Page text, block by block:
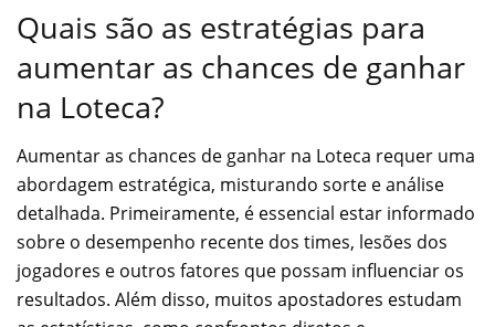
Quais são as estratégias para
aumentar as chances de ganhar
na Loteca?
Aumentar as chances de ganhar na Loteca requer uma
abordagem estratégica, misturando sorte e análise
detalhada. Primeiramente, é essencial estar informado
sobre o desempenho recente dos times, lesões dos
jogadores e outros fatores que possam influenciar os
resultados. Além disso, muitos apostadores estudam